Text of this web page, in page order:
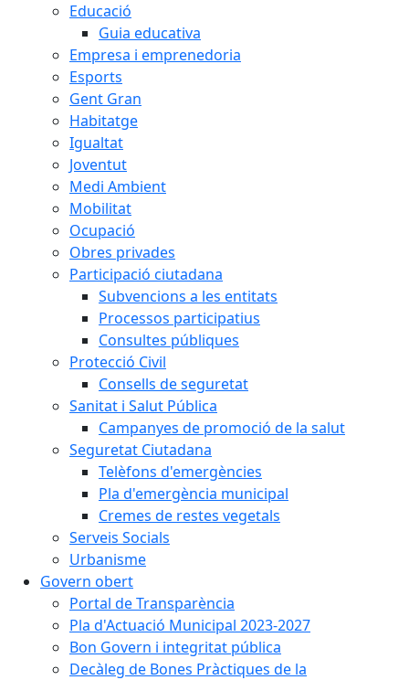
Educació
Guia educativa
Empresa i emprenedoria
Esports
Gent Gran
Habitatge
Igualtat
Joventut
Medi Ambient
Mobilitat
Ocupació
Obres privades
Participació ciutadana
Subvencions a les entitats
Processos participatius
Consultes públiques
Protecció Civil
Consells de seguretat
Sanitat i Salut Pública
Campanyes de promoció de la salut
Seguretat Ciutadana
Telèfons d'emergències
Pla d'emergència municipal
Cremes de restes vegetals
Serveis Socials
Urbanisme
Govern obert
Portal de Transparència
Pla d'Actuació Municipal 2023-2027
Bon Govern i integritat pública
Decàleg de Bones Pràctiques de la